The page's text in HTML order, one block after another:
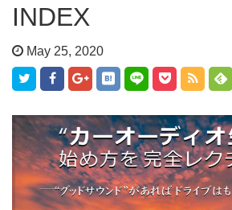
INDEX
May 25, 2020